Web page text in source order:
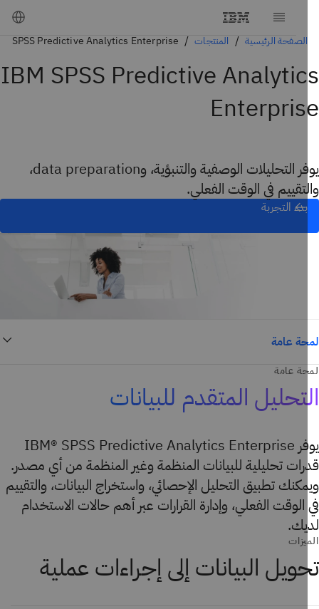
الصفحة الرئيسية المنتجات SPSS Predictive Analytics Enterprise
IBM SPSS Predictive
يوفر التحليلات الوصفية والتنبؤية، وdata preparation،
في الوقت الفعلي.
بدء التجربة
عامة
عامة
المتقدم للبيانات
يوفر IBM® SPSS Predictive Analytics Enterprise
تحليلية للبيانات المنظمة وغير المنظمة من أي مصدر.
تطبيق التحليل الإحصائي، واستخراج البيانات، والتقييم
الفعلي، وإدارة القرارات عبر أهم حالات الاستخدام
البيانات إلى إجراءات عملية